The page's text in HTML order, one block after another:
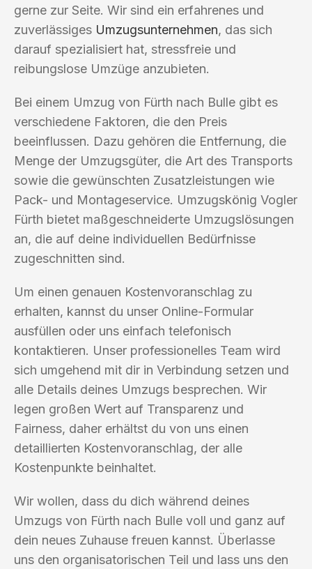
gerne zur Seite. Wir sind ein erfahrenes und
zuverlässiges Umzugsunternehmen, das sich
darauf spezialisiert hat, stressfreie und
reibungslose Umzüge anzubieten.
Bei einem Umzug von Fürth nach Bulle gibt es
verschiedene Faktoren, die den Preis
beeinflussen. Dazu gehören die Entfernung, die
Menge der Umzugsgüter, die Art des Transports
sowie die gewünschten Zusatzleistungen wie
Pack- und Montageservice. Umzugskönig Vogler
Fürth bietet maßgeschneiderte Umzugslösungen
an, die auf deine individuellen Bedürfnisse
zugeschnitten sind.
Um einen genauen Kostenvoranschlag zu
erhalten, kannst du unser Online-Formular
ausfüllen oder uns einfach telefonisch
kontaktieren. Unser professionelles Team wird
sich umgehend mit dir in Verbindung setzen und
alle Details deines Umzugs besprechen. Wir
legen großen Wert auf Transparenz und
Fairness, daher erhältst du von uns einen
detaillierten Kostenvoranschlag, der alle
Kostenpunkte beinhaltet.
Wir wollen, dass du dich während deines
Umzugs von Fürth nach Bulle voll und ganz auf
dein neues Zuhause freuen kannst. Überlasse
uns den organisatorischen Teil und lass uns den